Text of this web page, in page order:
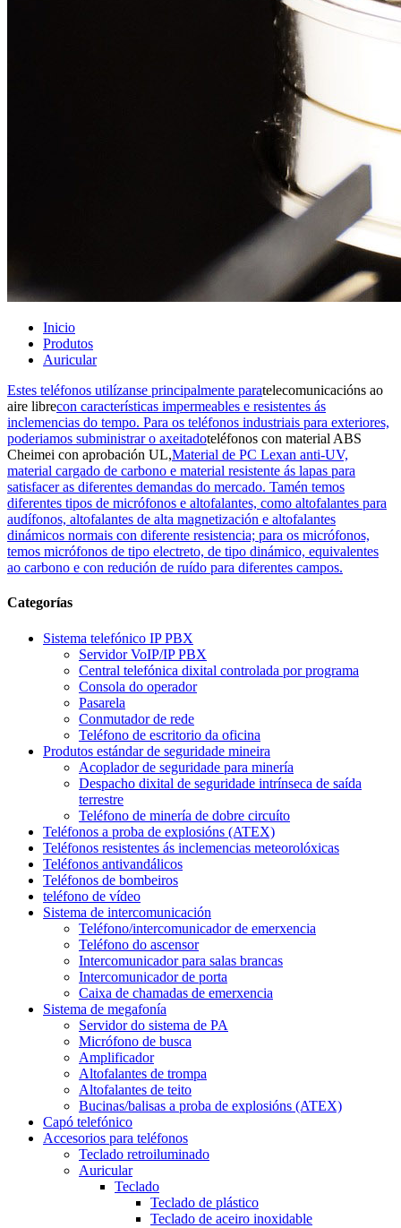
Inicio
Produtos
Auricular
Estes teléfonos utilízanse principalmente paratelecomunicacións ao
aire librecon características impermeables e resistentes ás
inclemencias do tempo. Para os teléfonos industriais para exteriores,
poderiamos subministrar o axeitadoteléfonos con material ABS
Cheimei con aprobación UL,Material de PC Lexan anti-UV,
material cargado de carbono e material resistente ás lapas para
satisfacer as diferentes demandas do mercado. Tamén temos
diferentes tipos de micrófonos e altofalantes, como altofalantes para
audífonos, altofalantes de alta magnetización e altofalantes
dinámicos normais con diferente resistencia; para os micrófonos,
temos micrófonos de tipo electreto, de tipo dinámico, equivalentes
ao carbono e con redución de ruído para diferentes campos.
Categorías
Sistema telefónico IP PBX
Servidor VoIP/IP PBX
Central telefónica dixital controlada por programa
Consola do operador
Pasarela
Conmutador de rede
Teléfono de escritorio da oficina
Produtos estándar de seguridade mineira
Acoplador de seguridade para minería
Despacho dixital de seguridade intrínseca de saída
terrestre
Teléfono de minería de dobre circuíto
Teléfonos a proba de explosións (ATEX)
Teléfonos resistentes ás inclemencias meteorolóxicas
Teléfonos antivandálicos
Teléfonos de bombeiros
teléfono de vídeo
Sistema de intercomunicación
Teléfono/intercomunicador de emerxencia
Teléfono do ascensor
Intercomunicador para salas brancas
Intercomunicador de porta
Caixa de chamadas de emerxencia
Sistema de megafonía
Servidor do sistema de PA
Micrófono de busca
Amplificador
Altofalantes de trompa
Altofalantes de teito
Bucinas/balisas a proba de explosións (ATEX)
Capó telefónico
Accesorios para teléfonos
Teclado retroiluminado
Auricular
Teclado
Teclado de plástico
Teclado de aceiro inoxidable